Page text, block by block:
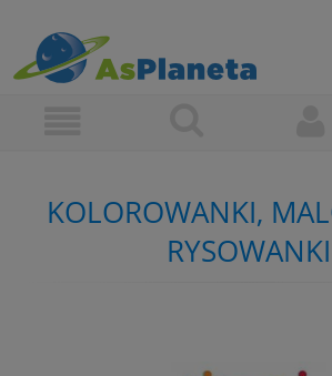
KOLOROWANKI,
RYSOWANKI